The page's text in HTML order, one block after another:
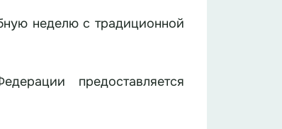
неделю с традиционной
предоставляется